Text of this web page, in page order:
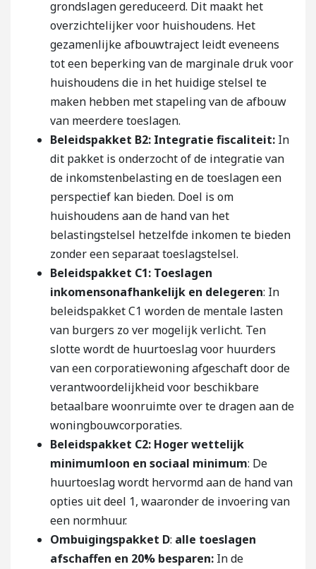
grondslagen gereduceerd. Dit maakt het
overzichtelijker voor huishoudens. Het
gezamenlijke afbouwtraject leidt eveneens
tot een beperking van de marginale druk voor
huishoudens die in het huidige stelsel te
maken hebben met stapeling van de afbouw
van meerdere toeslagen.
Beleidspakket B2: Integratie fiscaliteit: In
dit pakket is onderzocht of de integratie van
de inkomstenbelasting en de toeslagen een
perspectief kan bieden. Doel is om
huishoudens aan de hand van het
belastingstelsel hetzelfde inkomen te bieden
zonder een separaat toeslagstelsel.
Beleidspakket C1: Toeslagen
inkomensonafhankelijk en delegeren: In
beleidspakket C1 worden de mentale lasten
van burgers zo ver mogelijk verlicht. Ten
slotte wordt de huurtoeslag voor huurders
van een corporatiewoning afgeschaft door de
verantwoordelijkheid voor beschikbare
betaalbare woonruimte over te dragen aan de
woningbouwcorporaties.
Beleidspakket C2: Hoger wettelijk
minimumloon en sociaal minimum: De
huurtoeslag wordt hervormd aan de hand van
opties uit deel 1, waaronder de invoering van
een normhuur.
Ombuigingspakket D: alle toeslagen
afschaffen en 20% besparen: In de